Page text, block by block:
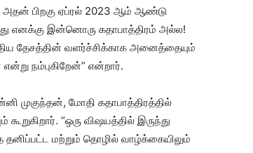
அதன் பிறகு ஏப்ரல் 2023 ஆம் ஆண்டு
எனக்கு இன்னொரு கதாபாத்திரம் அல்ல!
தேசத்தின் வளர்ச்சிக்காக அனைத்தையும்
நம்புகிறேன்” என்றார்.
முகுந்தன், மோதி கதாபாத்திரத்தில்
கூறுகிறார். “ஒரு விஷயத்தில் இருந்து
மற்றும் தொழில் வாழ்க்கையிலும்